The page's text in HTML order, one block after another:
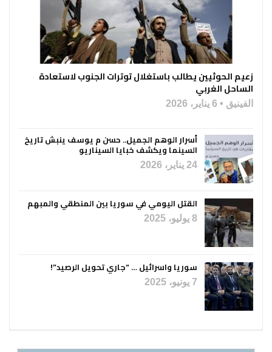
زعيم الحوثيين يطالب باستغلال توترات الجنوب لاستعادة
الساحل الغربي
الفينيق 6 يناير، 2026
أسرار الوهم الجميل.. حسن م يوسف ينبش تاريخ
السينما ويكشف خبايا السيناريو
24 يناير، 2026
القتل اليومي في سوريا بين المنطقي والمبهم
8 يوليو، 2025
سوريا واسرائيل … “جاري تحويل الرصيد”!
7 يونيو، 2025